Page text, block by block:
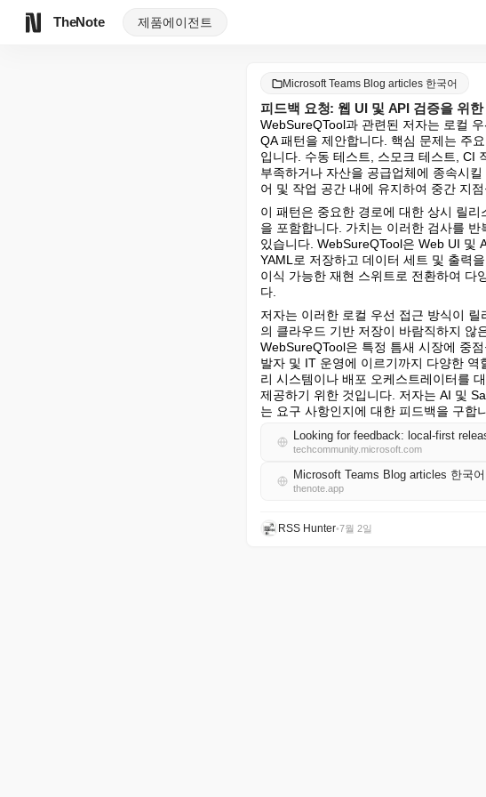
TheNote 제품에이전트
Microsoft Teams Blog articles 한국어
피드백 요청: 웹 UI 및 API 검증을 위
WebSureQTool과 관련된 저자는 로컬
QA 패턴을 제안합니다. 핵심 문제는 주
입니다. 수동 테스트, 스모크 테스트, CI
부족하거나 자산을 공급업체에 종속시
어 및 작업 공간 내에 유지하여 중간 지
이 패턴은 중요한 경로에 대한 상시 릴
을 포함합니다. 가치는 이러한 검사를
있습니다. WebSureQTool은 Web UI 및
YAML로 저장하고 데이터 세트 및 출력
이식 가능한 재현 스위트로 전환하여 다
다.
저자는 이러한 로컬 우선 접근 방식이
의 클라우드 기반 저장이 바람직하지 않
WebSureQTool은 특정 틈새 시장에 중
발자 및 IT 운영에 이르기까지 다양한
리 시스템이나 배포 오케스트레이터를
제공하기 위한 것입니다. 저자는 AI 및
는 요구 사항인지에 대한 피드백을 구합
Looking for feedback: local-first
techcommunity.microsoft.com
Microsoft Teams Blog articles 한국
thenote.app
RSS Hunter•7월 2일